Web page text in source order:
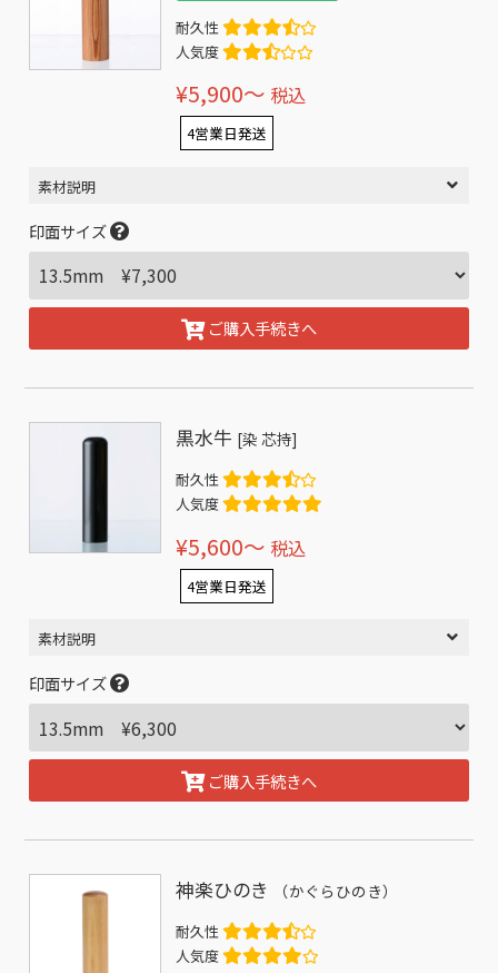
耐久性
人気度
¥5,900〜 税込
4営業日発送
素材説明
印面サイズ
ご購入手続きへ
黒水牛 [染 芯持]
耐久性
人気度
¥5,600〜 税込
4営業日発送
素材説明
印面サイズ
ご購入手続きへ
神楽ひのき （かぐらひのき）
耐久性
人気度